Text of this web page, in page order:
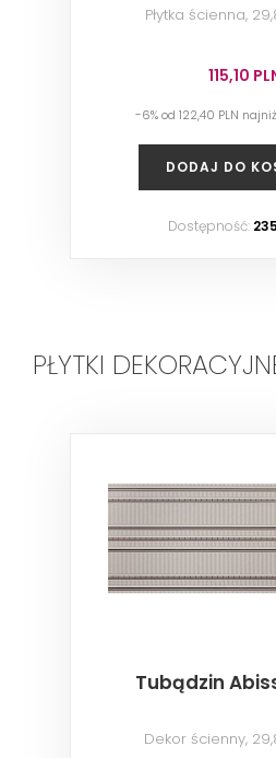
Płytka ścienna,
115,10
-6% od 122,40 PLN
DODAJ DO
Dostępność:
PŁYTKI
Tubądzin
Dekor ścienny,